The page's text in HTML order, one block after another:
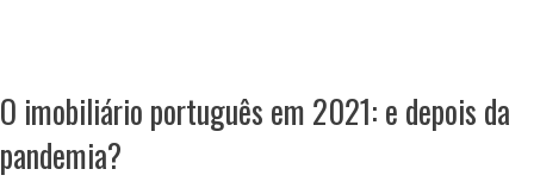
O imobiliário português em 2021: e depois da
pandemia?